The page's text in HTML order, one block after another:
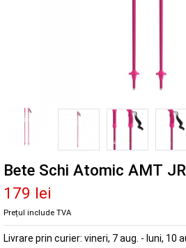
Bete Schi Atomic AMT
179 lei
Prețul include TVA
Livrare prin curier: vineri, 7 aug. - luni, 10